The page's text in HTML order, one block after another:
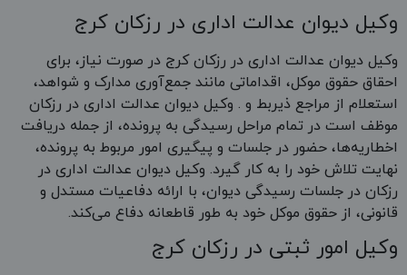
وکیل دیوان عدالت اداری در رزکان کرج
وکیل دیوان عدالت اداری در رزکان کرج در صورت نیاز، برای
احقاق حقوق موکل، اقداماتی مانند جمع‌آوری مدارک و شواهد،
استعلام از مراجع ذیربط و . وکیل دیوان عدالت اداری در رزکان
موظف است در تمام مراحل رسیدگی به پرونده، از جمله دریافت
اخطاریه‌ها، حضور در جلسات و پیگیری امور مربوط به پرونده،
نهایت تلاش خود را به کار گیرد. وکیل دیوان عدالت اداری در
رزکان در جلسات رسیدگی دیوان، با ارائه دفاعیات مستدل و
قانونی، از حقوق موکل خود به طور قاطعانه دفاع می‌کند.
وکیل امور ثبتی در رزکان کرج